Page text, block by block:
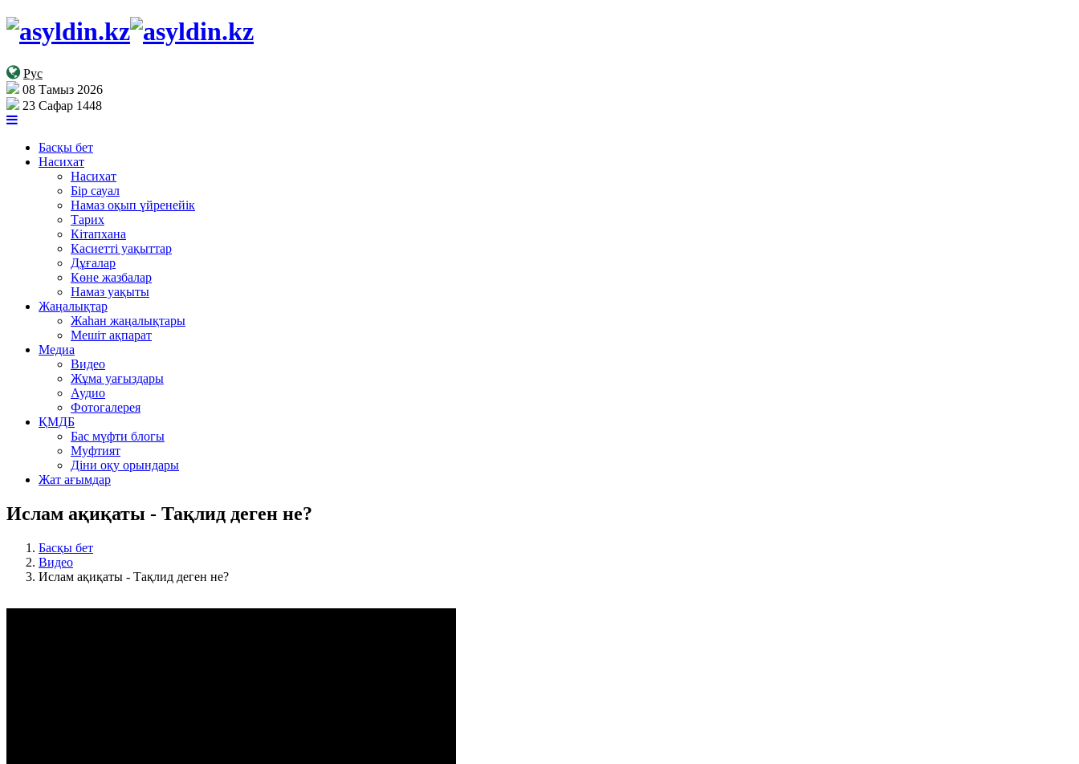
Рус
08 Тамыз 2026
23 Сафар 1448
Басқы бет
Насихат
Насихат
Бір сауал
Намаз оқып үйренейік
Тарих
Кітапхана
Касиетті уақыттар
Дұғалар
Көне жазбалар
Намаз уақыты
Жаңалықтар
Жаһан жаңалықтары
Мешіт ақпарат
Медиа
Видео
Жұма уағыздары
Аудио
Фотогалерея
ҚМДБ
Бас мүфти блогы
Муфтият
Діни оқу орындары
Жат ағымдар
Ислам ақиқаты - Тақлид деген не?
Басқы бет
Видео
Ислам ақиқаты - Тақлид деген не?